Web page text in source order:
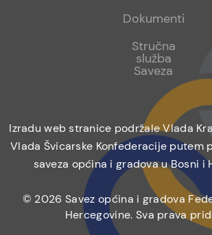
Dokumenti
Stručna
služba
Saveza
Izradu web stranice podržale Vlada
Vlada Švicarske Konfederacije putem
saveza općina i gradova u Bosni i
© 2026 Savez općina i gradova
Hercegovine. Sva prava